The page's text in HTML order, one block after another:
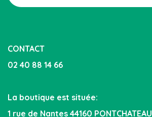
CONTACT
02 40 88 14 66
La boutique est située:
1 rue de Nantes 44160 PONTCHATEAU